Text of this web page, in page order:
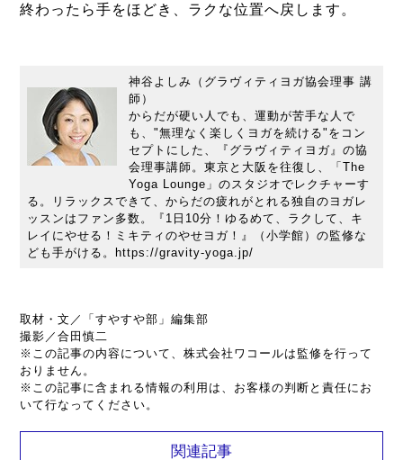
終わったら手をほどき、ラクな位置へ戻します。
神谷よしみ（グラヴィティヨガ協会理事 講
師）
からだが硬い人でも、運動が苦手な人で
も、"無理なく楽しくヨガを続ける"をコン
セプトにした、『グラヴィティヨガ』の協
会理事講師。東京と大阪を往復し、「The
Yoga Lounge」のスタジオでレクチャーす
る。リラックスできて、からだの疲れがとれる独自のヨガレ
ッスンはファン多数。『1日10分！ゆるめて、ラクして、キ
レイにやせる！ミキティのやせヨガ！』（小学館）の監修な
ども手がける。https://gravity-yoga.jp/
取材・文／「すやすや部」編集部
撮影／合田慎二
※この記事の内容について、株式会社ワコールは監修を行って
おりません。
※この記事に含まれる情報の利用は、お客様の判断と責任にお
いて行なってください。
関連記事